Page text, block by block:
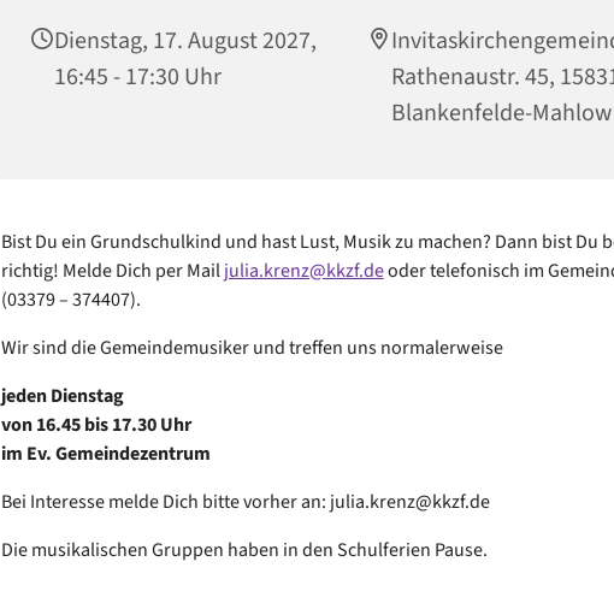
Dienstag, 17. August 2027,
16:45 - 17:30 Uhr
Rathenaustr. 45,
Blankenfelde-Mahlow
Bist Du ein Grundschulkind und hast Lust, Musik zu machen? Dann bist Du
richtig! Melde Dich per Mailjulia.krenz@kkzf.deoder telefonisch im
(03379 – 374407).
Wir sind die Gemeindemusiker und treffen uns normalerweise
jeden Dienstag
von 16.45 bis 17.30 Uhr
im Ev. Gemeindezentrum
Bei Interesse melde Dich bitte vorher an: julia.krenz@kkzf.de
Die musikalischen Gruppen haben in den Schulferien Pause.